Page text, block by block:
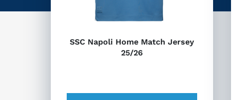
SSC Napoli Home Match Jersey
25/26